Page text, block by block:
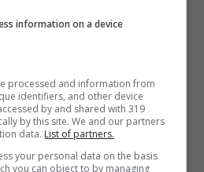
portarli troppo a
tanto allentarli.
quella bella fascia
soprattutto al mare in
ci scompiglia
l’ultimo cerchietto
information on a device
processed and information from
identifiers, and other device
by and shared with 319
by this site. We and our partners
data. List of partners.
your personal data on the basis
you can object to by managing